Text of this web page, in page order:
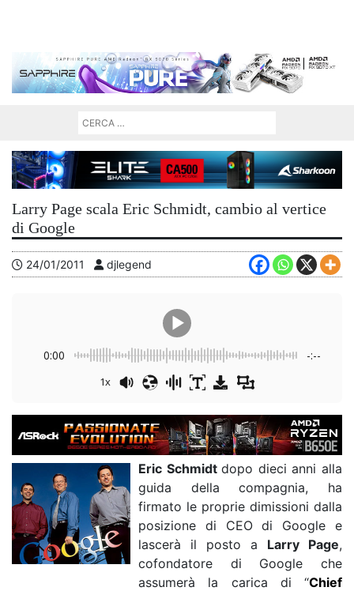
Larry Page scala Eric Schmidt, cambio al vertice
di Google
24/01/2011 djlegend
0:00 -:--
1x
Eric Schmidtdopo dieci anni alla
guida della compagnia, ha
firmato le proprie dimissioni dalla
posizione di CEO di Google e
lascerà il posto a Larry Page,
cofondatore di Google che
assumerà la carica di “Chief